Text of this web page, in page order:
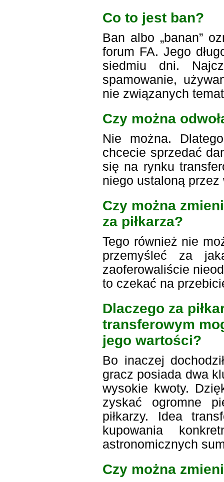
Co to jest ban?
Ban albo „banan”
forum FA. Jego
siedmiu dni.
spamowanie,
nie związanych
Czy można
Nie można.
chcecie sprzedać
się na rynku
niego ustaloną
Czy można
za piłkarza?
Tego również nie
przemyśleć za
zaoferowaliście
to czekać na
Dlaczego za
transferowym
jego wartości?
Bo inaczej
gracz posiada dwa
wysokie kwoty.
zyskać ogromne
piłkarzy. Idea
kupowania
astronomicznych
Czy można